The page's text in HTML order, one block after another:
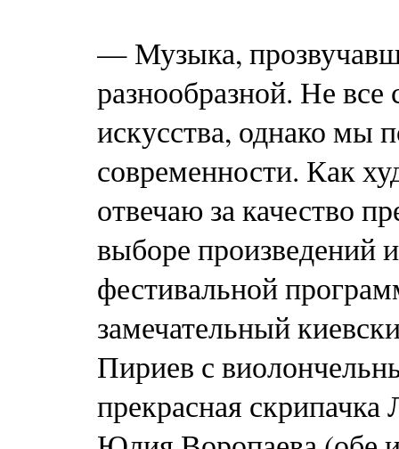
— Музыка,
разнообразной. Не
искусства, однако мы
современности. Как
отвечаю за качество
выборе произведений
фестивальной
замечательный
Пириев с
прекрасная